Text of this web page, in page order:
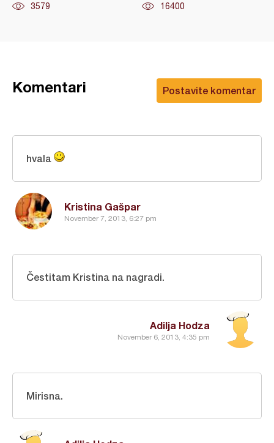
3579 16400
Postavite komentar
Komentari
Kristina Gašpar
November 7, 2013, 6:27 pm
hvala
Adilja Hodza
November 6, 2013, 4:35 pm
Čestitam Kristina na nagradi.
Mirisna.